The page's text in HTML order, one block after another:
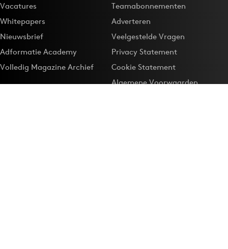
Vacatures
Whitepapers
Nieuwsbrief
Adformatie Academy
Volledig Magazine Archief
Teamabonnementen
Adverteren
Veelgestelde Vragen
Privacy Statement
Cookie Statement
Algemene Voorwaarden